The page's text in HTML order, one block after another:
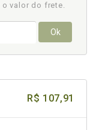
o valor do frete.
Ok
R$ 107,91